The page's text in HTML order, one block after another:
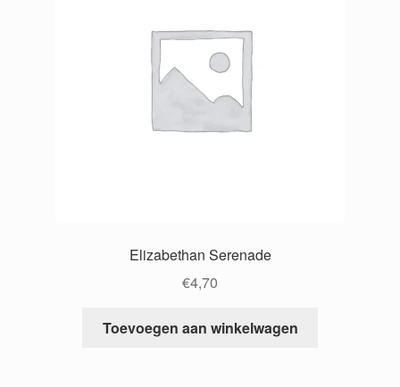
Elizabethan Serenade
€4,70
Toevoegen aan winkelwagen